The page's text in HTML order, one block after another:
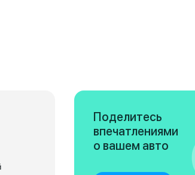
Поделитесь
впечатлениями
о вашем авто